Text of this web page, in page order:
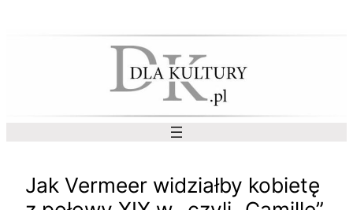
Jak Vermeer widziałby kobietę